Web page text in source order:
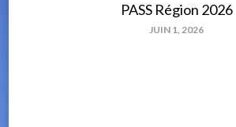
PASS Région 2026
JUIN 1, 2026